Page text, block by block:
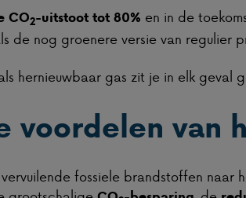
CO2-uitstoot tot 80% en in de
de nog groenere versie van regulier
hernieuwbaar gas zit je in elk geval
voordelen van
fossiele brandstoffen naar